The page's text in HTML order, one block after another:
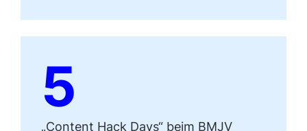
5
„Content Hack Days“ beim BMJV